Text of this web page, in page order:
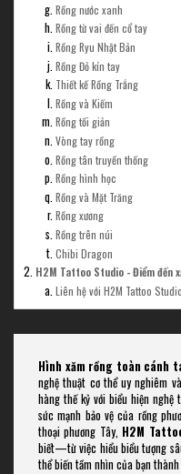
Rồng nước xanh
Rồng từ vai đến cổ tay
Rồng Ryu Nhật Bản
Rồng Đỏ kín tay
Thiết kế Rồng Trắng
Rồng và Kiếm
Rồng tối giản
Vòng tay rồng
Rồng tân truyền thống
Rồng hình học
Rồng và Mặt Trăng
Rồng xương
Rồng trên núi
Chibi Dragon
H2M Tattoo Studio - Điểm đến
Liên hệ với H2M Tattoo
Hình xăm rồng toàn cánh
nghệ thuật cơ thể uy nghiêm
hàng thế kỷ với biểu hiện
sức mạnh bảo vệ của rồng
thoại phương Tây, H2M
biết—từ việc hiểu biểu tượng
thể biến tầm nhìn của bạn